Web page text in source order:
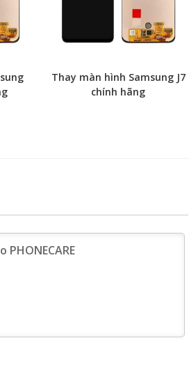
Thay màn hình Samsung J7
chính hãng